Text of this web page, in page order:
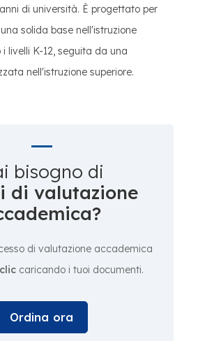
di università. È progettato per
solida base nell'istruzione
livelli K-12, seguita da una
nell'istruzione superiore.
bisogno di
di valutazione
di valutazione accademica
caricando i tuoi documenti.
Ordina ora